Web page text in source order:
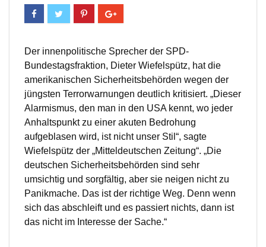
Der innenpolitische Sprecher der SPD-
Bundestagsfraktion, Dieter Wiefelspütz, hat die
amerikanischen Sicherheitsbehörden wegen der
jüngsten Terrorwarnungen deutlich kritisiert. „Dieser
Alarmismus, den man in den USA kennt, wo jeder
Anhaltspunkt zu einer akuten Bedrohung
aufgeblasen wird, ist nicht unser Stil“, sagte
Wiefelspütz der „Mitteldeutschen Zeitung“. „Die
deutschen Sicherheitsbehörden sind sehr
umsichtig und sorgfältig, aber sie neigen nicht zu
Panikmache. Das ist der richtige Weg. Denn wenn
sich das abschleift und es passiert nichts, dann ist
das nicht im Interesse der Sache.“